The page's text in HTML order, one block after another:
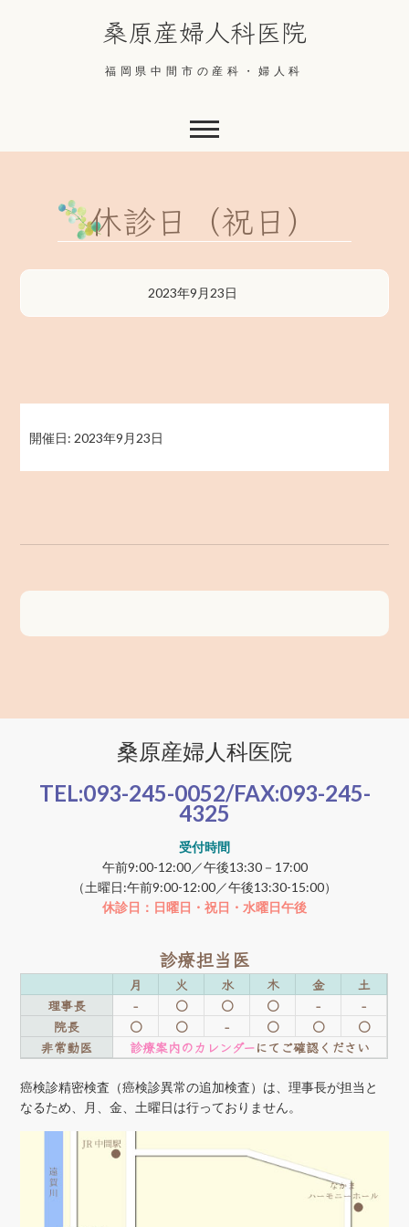
桑原産婦人科医院
福岡県中間市の産科・婦人科
休診日（祝日）
2023年9月23日
開催日: 2023年9月23日
桑原産婦人科医院
TEL:093-245-0052/FAX:093-245-
4325
受付時間
午前9:00-12:00／午後13:30－17:00
（土曜日:午前9:00-12:00／午後13:30-15:00）
休診日：日曜日・祝日・水曜日午後
診療担当医
月 火 水 木 金
土
理事長
- ○ ○ ○ -
-
院長
○ ○ - ○ ○
○
非常勤医
診療案内のカレンダーにてご確認ください
癌検診精密検査（癌検診異常の追加検査）は、理事長が担当と
なるため、月、金、土曜日は行っておりません。